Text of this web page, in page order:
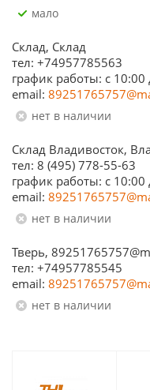
Мало
Склад, Склад
тел: +74957785563
график работы: c 10:00
email:
Нет в наличии
Склад Владивосток,
тел: 8 (495) 778-55-63
график работы: с
email:
Нет в наличии
Тверь,
тел: +74957785545
email:
Нет в наличии